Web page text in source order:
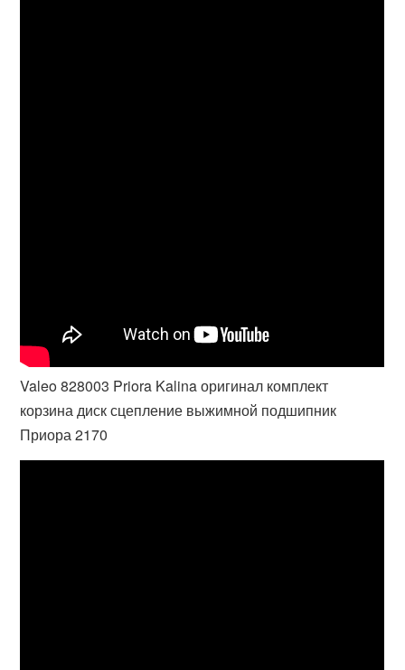
Valeo 828003 Priora Kalina оригинал комплект
корзина диск сцепление выжимной подшипник
Приора 2170